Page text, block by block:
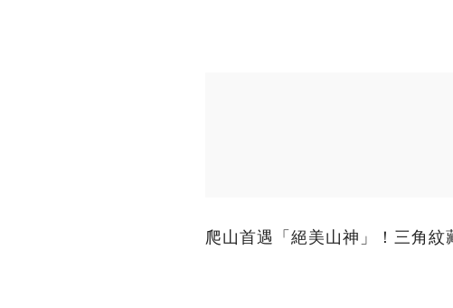
爬山首遇「絕美山神」！三角